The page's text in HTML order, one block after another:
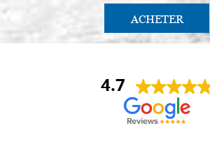
ACHETER
4.7